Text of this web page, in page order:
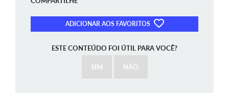
ADICIONAR AOS FAVORITOS
ESTE CONTEÚDO FOI ÚTIL PARA VOCÊ?
SIM NÃO